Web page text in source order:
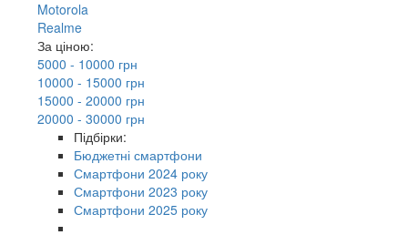
Motorola
Realme
За ціною:
5000 - 10000 грн
10000 - 15000 грн
15000 - 20000 грн
20000 - 30000 грн
Підбірки:
Бюджетні смартфони
Смартфони 2024 року
Смартфони 2023 року
Смартфони 2025 року